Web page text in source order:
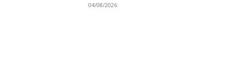
04/08/2026